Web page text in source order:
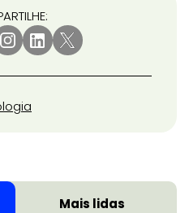
Mais lidas